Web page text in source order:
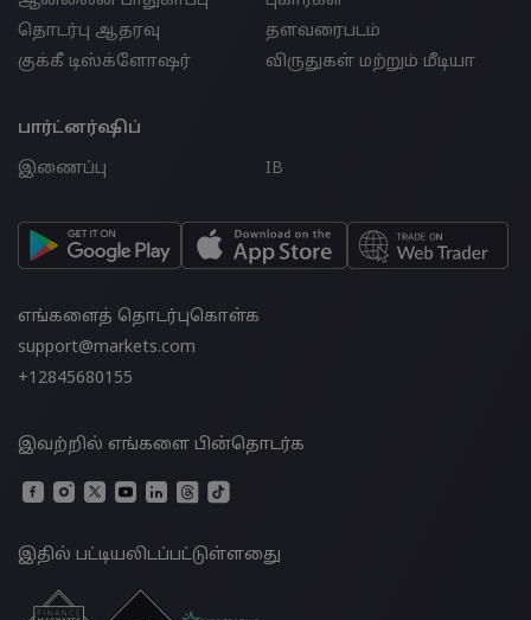
தொடர்பு ஆதரவு
தளவரைபடம்
குக்கீ டிஸ்க்ளோஷர்
விருதுகள் மற்றும் மீடியா
பார்ட்னர்ஷிப்
இணைப்பு
IB
எங்களைத் தொடர்புகொள்க
support@markets.com
+12845680155
இவற்றில் எங்களை பின்தொடர்க
இதில் பட்டியலிடப்பட்டுள்ளதுை